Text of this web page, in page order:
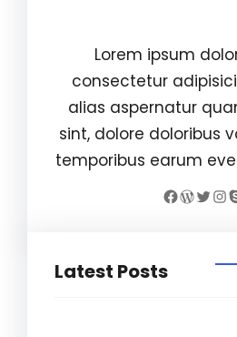
Lorem ipsum
consectetur
alias aspernatur
sint, dolore doloribus
temporibus earum
Facebook WordPress Twitter InstagramSkype
Latest Posts